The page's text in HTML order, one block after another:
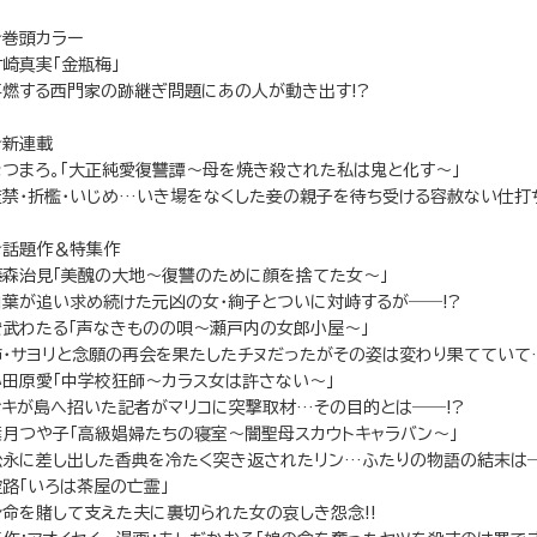
頭カラー
真実「金瓶梅」
する西門家の跡継ぎ問題にあの人が動き出す!?
連載
まろ。「大正純愛復讐譚～母を焼き殺された私は鬼と化す～」
・折檻・いじめ…いき場をなくした妾の親子を待ち受ける容赦ない仕打
題作＆特集作
治見「美醜の大地～復讐のために顔を捨てた女～」
が追い求め続けた元凶の女・絢子とついに対峙するが――!?
わたる「声なきものの唄～瀬戸内の女郎小屋～」
サヨリと念願の再会を果たしたチヌだったがその姿は変わり果ててい
原愛「中学校狂師～カラス女は許さない～」
キが島へ招いた記者がマリコに突撃取材…その目的とは――!?
つや子「高級娼婦たちの寝室～闇聖母スカウトキャラバン～」
永に差し出した香典を冷たく突き返されたリン…ふたりの物語の結末
「いろは茶屋の亡霊」
を賭して支えた夫に裏切られた女の哀しき怨念!!